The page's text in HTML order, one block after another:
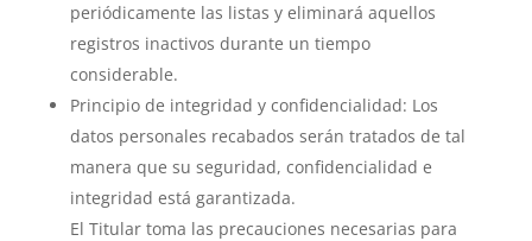
periódicamente las listas y eliminará aquellos
registros inactivos durante un tiempo
considerable.
Principio de integridad y confidencialidad: Los
datos personales recabados serán tratados de tal
manera que su seguridad, confidencialidad e
integridad está garantizada.
El Titular toma las precauciones necesarias para